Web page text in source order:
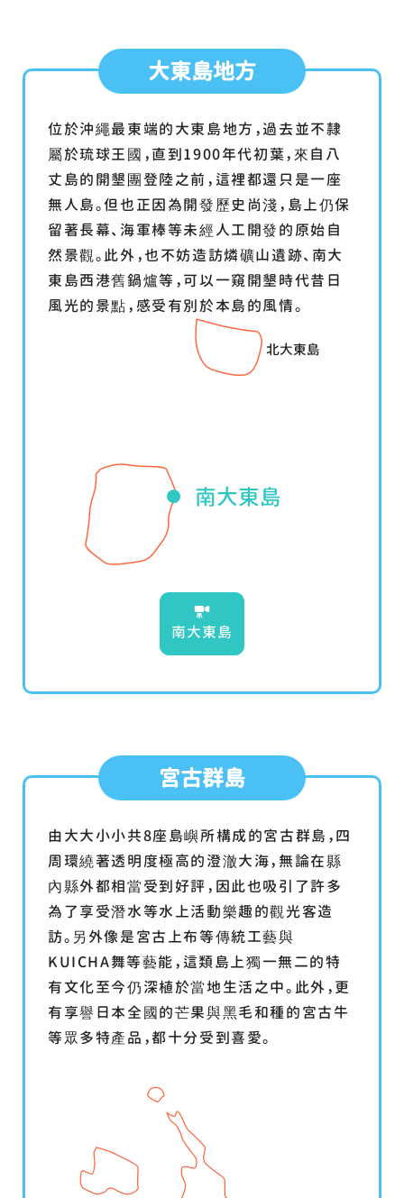
大東島地方
位於沖繩最東端的大東島地方，過去並不隷
屬於琉球王國，直到1900年代初葉，來自八
丈島的開墾團登陸之前，這裡都還只是一座
無人島。但也正因為開發歷史尚淺，島上仍保
留著長幕、海軍棒等未經人工開發的原始自
然景觀。此外，也不妨造訪燐礦山遺跡、南大
東島西港舊鍋爐等，可以一窺開墾時代昔日
風光的景點，感受有別於本島的風情。
南大東島
宮古群島
由大大小小共8座島嶼所構成的宮古群島，四
周環繞著透明度極高的澄澈大海，無論在縣
內縣外都相當受到好評，因此也吸引了許多
為了享受潛水等水上活動樂趣的觀光客造
訪。另外像是宮古上布等傳統工藝與
KUICHA舞等藝能，這類島上獨一無二的特
有文化至今仍深植於當地生活之中。此外，更
有享譽日本全國的芒果與黑毛和種的宮古牛
等眾多特產品，都十分受到喜愛。